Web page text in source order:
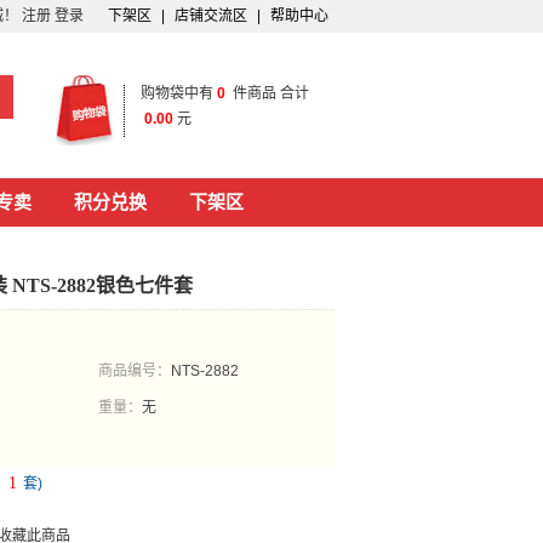
注册 登录 下架区 店铺交流区 帮助中心
购物袋中有 0 件商品 合计
0.00 元
卖 积分兑换 下架区
NTS-2882银色七件套
商品编号： NTS-2882
重量： 无
1 套)
藏此商品